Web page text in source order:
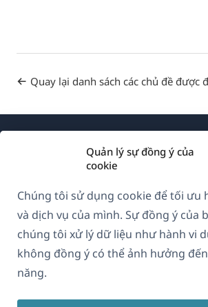
Quản lý sự đồng ý của
cookie
Chúng tôi sử dụng cookie để tối ưu
và dịch vụ của mình. Sự đồng ý của
chúng tôi xử lý dữ liệu như hành vi
không đồng ý có thể ảnh hưởng
năng.
Quay lại danh sách các chủ đề được
GDPR & Chính sách
Tham gia đội ngũ của
trongtrong